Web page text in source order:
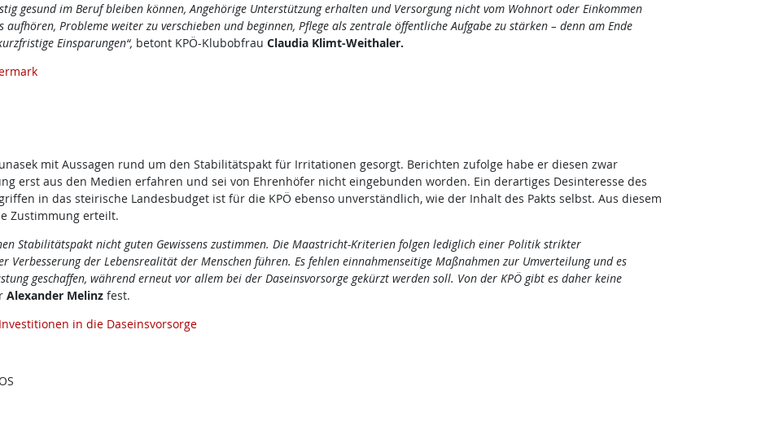
gesund im Beruf bleiben können, Angehörige Unterstützung erhalten und Versorgung nicht vom Wohnort oder Einkommen
Probleme weiter zu verschieben und beginnen, Pflege als zentrale öffentliche Aufgabe zu stärken – denn am Ende
Einsparungen“, betont KPÖ-Klubobfrau Claudia Klimt-Weithaler.
mit Aussagen rund um den Stabilitätspakt für Irritationen gesorgt. Berichten zufolge habe er diesen zwar
erst aus den Medien erfahren und sei von Ehrenhöfer nicht eingebunden worden. Ein derartiges Desinteresse des
in das steirische Landesbudget ist für die KPÖ ebenso unverständlich, wie der Inhalt des Pakts selbst. Aus diesem
Zustimmung erteilt.
Stabilitätspakt nicht guten Gewissens zustimmen. Die Maastricht-Kriterien folgen lediglich einer Politik strikter
Verbesserung der Lebensrealität der Menschen führen. Es fehlen einnahmenseitige Maßnahmen zur Umverteilung und es
geschaffen, während erneut vor allem bei der Daseinsvorsorge gekürzt werden soll. Von der KPÖ gibt es daher keine
Alexander Melinz fest.
in die Daseinsvorsorge